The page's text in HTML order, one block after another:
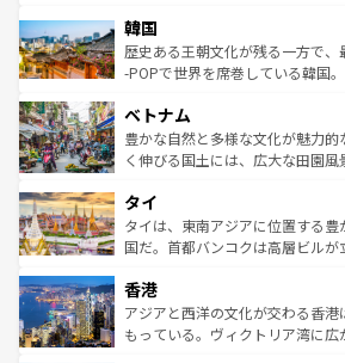
ワイを、存分に味わってほしい。 なお、新着のハワイ情報
はコンテンツ一覧を参照してほし
いる。アクティビティも充実して
ビング、ハイキングなど、アウト
い。オーストラリアの多彩な魅
参照してほしい。
ン）、静ひつな山岳地帯である台
と山間の静けさが共存しており
驚きをもたらしてくれる。また
容にもいいと評判のスイーツなど
が味わえる。 なお、新着の台湾
照してほしい。
韓国
歴史ある王朝文化が残る一方で
-POPで世界を席巻している韓国
き、地方に足を延ばせば四季折々
できる。そして、キムチや焼肉
まで、さまざまな韓国料理が待
リティに包まれながら、韓国の多
わってみてほしい。 な
覧を参照してほしい。
ベトナム
豊かな自然と多様な文化が魅力
く伸びる国土には、広大な田園
急速な発展と共に伝統が息づく。
ーチミン市のフランス統治時代の
醸し出している。また、バラエテ
とつ。フォーやバインミー、ベト
ひ現地で味わいたい。どの地域
が旅行者を迎えてくれるので、き
タイ
タイは、東南アジアに位置する豊
国だ。首都バンコクは高層ビルが
の活気が交差している。北部では
帯で自然と触れ合い、南部では
いビーチでリゾート気分を楽しむ
香港
アジアと西洋の文化が交わる香
もっている。ヴィクトリア湾に広